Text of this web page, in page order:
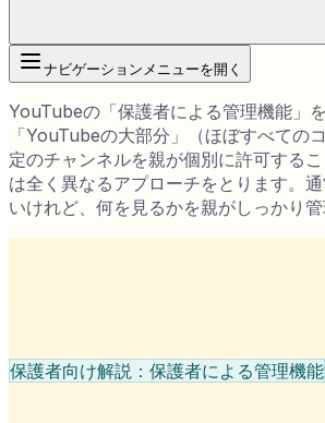
ナビゲーションメニューを開く
YouTubeの「保護者による管理機能」
「YouTubeの大部分」（ほぼすべて
定のチャンネルを親が個別に許可する
は全く異なるアプローチをとります。
いけれど、何を見るかを親がしっかり
保護者向け解説：保護者による管理機能